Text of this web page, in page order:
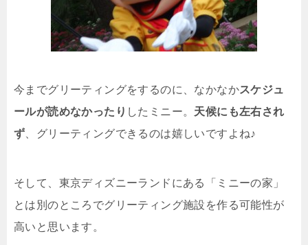
今までグリーティングをするのに、なかなかスケジュ
ールが読めなかったり したミニー。 天候にも左右され
ず 、グリーティングできるのは嬉しいですよね♪
そして、東京ディズニーランドにある「ミニーの家」
とは別のところでグリーティング施設を作る可能性が
高いと思います。